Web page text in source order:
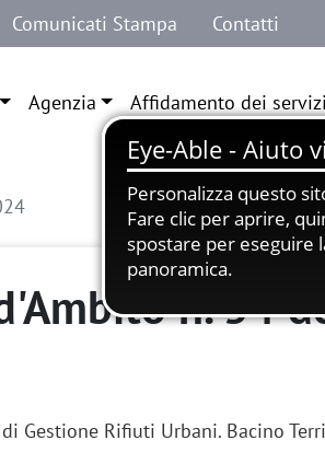
Comunicati Stampa Contatti
Agenzia Affidamento dei servizi
n. 54
Gestione Rifiuti Urbani. Bacino